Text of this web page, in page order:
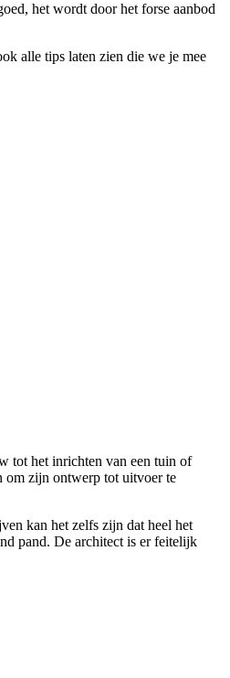
het wordt door het forse aanbod
alle tips laten zien die we je mee
tot het inrichten van een tuin of
om zijn ontwerp tot uitvoer te
kan het zelfs zijn dat heel het
pand. De architect is er feitelijk